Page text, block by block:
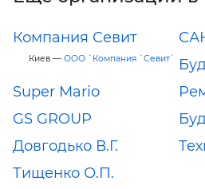
Компания Севит
Киев — ООО `Компания `Севит`
Super Mario
GS GROUP
Довгодько В.Г.
Тищенко О.П.